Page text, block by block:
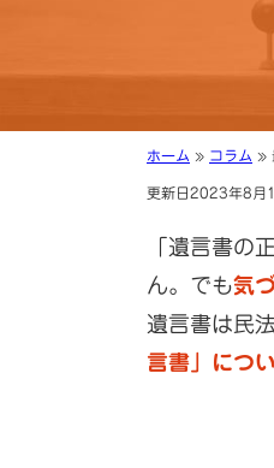
ホーム » コラム »
更新日2023年8月
「遺言書の
ん。でも気
遺言書は民
言書」につ